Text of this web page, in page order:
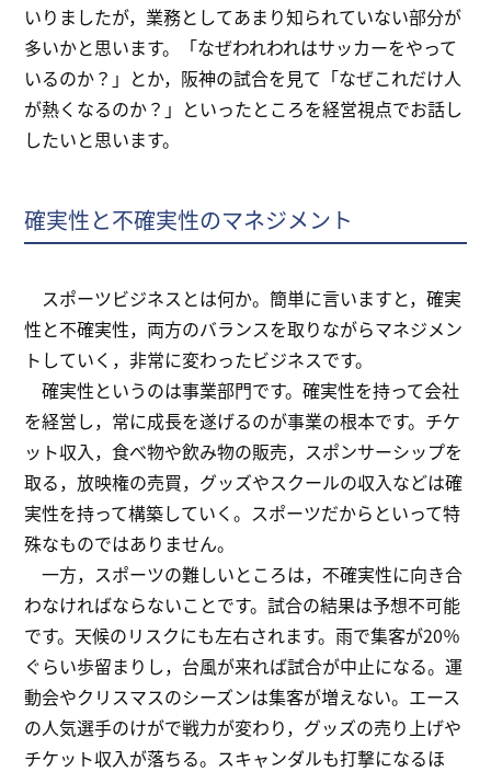
いりましたが，業務としてあまり知られていない部分が
多いかと思います。「なぜわれわれはサッカーをやって
いるのか？」とか，阪神の試合を見て「なぜこれだけ人
が熱くなるのか？」といったところを経営視点でお話し
したいと思います。
確実性と不確実性のマネジメント
スポーツビジネスとは何か。簡単に言いますと，確実
性と不確実性，両方のバランスを取りながらマネジメン
トしていく，非常に変わったビジネスです。
確実性というのは事業部門です。確実性を持って会社
を経営し，常に成長を遂げるのが事業の根本です。チケ
ット収入，食べ物や飲み物の販売，スポンサーシップを
取る，放映権の売買，グッズやスクールの収入などは確
実性を持って構築していく。スポーツだからといって特
殊なものではありません。
一方，スポーツの難しいところは，不確実性に向き合
わなければならないことです。試合の結果は予想不可能
です。天候のリスクにも左右されます。雨で集客が20％
ぐらい歩留まりし，台風が来れば試合が中止になる。運
動会やクリスマスのシーズンは集客が増えない。エース
の人気選手のけがで戦力が変わり，グッズの売り上げや
チケット収入が落ちる。スキャンダルも打撃になるほ